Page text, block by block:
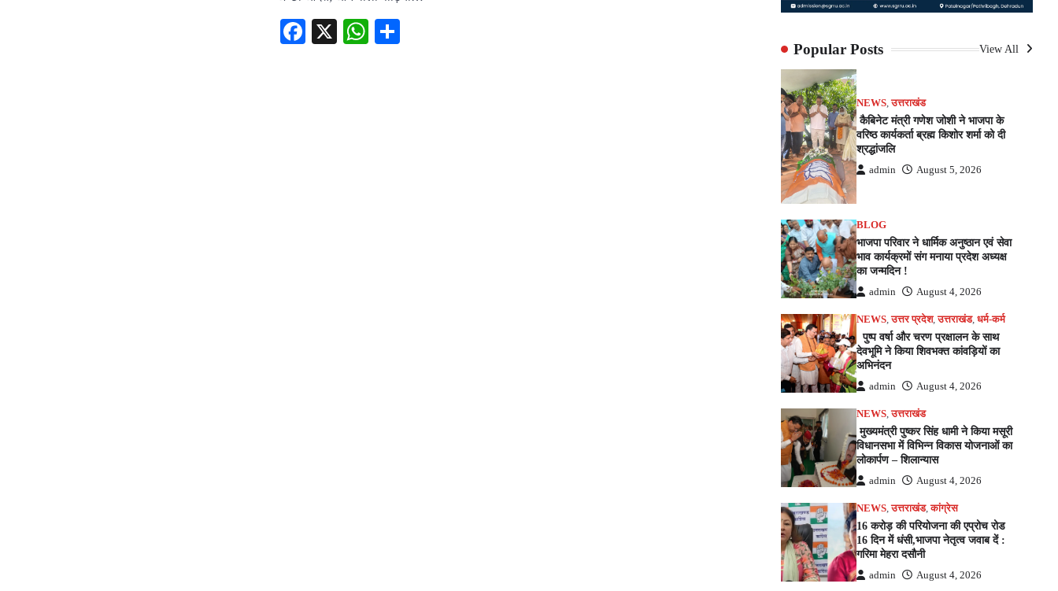
Facebook
X WhatsApp
Popular Posts View All
NEWS ,उत्तराखंड
कैबिनेट मंत्री गणेश जोशी ने भाजपा के
वरिष्ठ कार्यकर्ता ब्रह्म किशोर शर्मा को दी
श्रद्धांजलि
admin August 5, 2026
BLOG
भाजपा परिवार ने धार्मिक अनुष्ठान एवं सेवा
भाव कार्यक्रमों संग मनाया प्रदेश अध्यक्ष
का जन्मदिन !
admin August 4, 2026
NEWS,उत्तर प्रदेश,उत्तराखंड, धर्म-कर्म
पुष्प वर्षा और चरण प्रक्षालन के साथ
देवभूमि ने किया शिवभक्त कांवड़ियों का
अभिनंदन
admin August 4, 2026
NEWS,उत्तराखंड
मुख्यमंत्री पुष्कर सिंह धामी ने किया मसूरी
विधानसभा में विभिन्न विकास योजनाओं का
लोकार्पण – शिलान्यास
admin August 4, 2026
NEWS,उत्तराखंड,कांग्रेस
16 करोड़ की परियोजना की एप्रोच रोड
16 दिन में धंसी,भाजपा नेतृत्व जवाब दें :
गरिमा मेहरा दसौनी
admin August 4, 2026